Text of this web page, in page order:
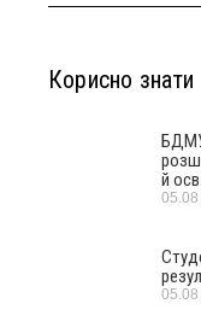
Корисно знати
й